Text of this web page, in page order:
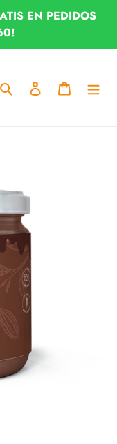
EN PEDIDOS
Buscar Ingresar Carrito